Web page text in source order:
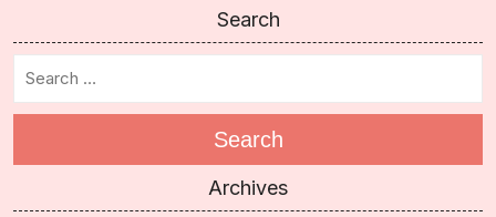
Search
Search
Archives